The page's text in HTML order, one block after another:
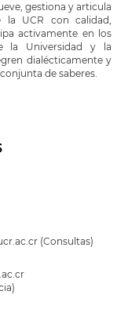
gestiona y articula
la UCR con calidad,
activamente en los
la Universidad y la
dialécticamente y
de saberes.
(Consultas)